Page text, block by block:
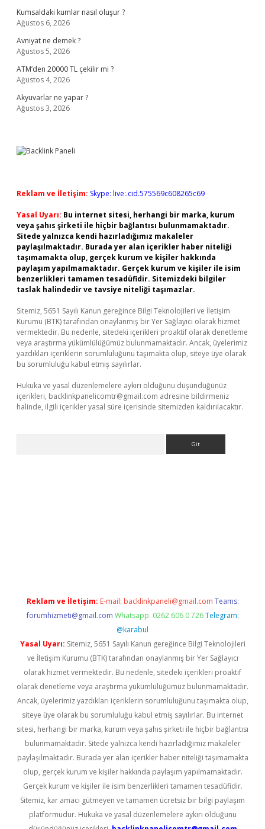
Kumsaldaki kumlar nasıl oluşur ?
Ağustos 6, 2026
Avniyat ne demek ?
Ağustos 5, 2026
ATM’den 20000 TL çekilir mi ?
Ağustos 4, 2026
Akyuvarlar ne yapar ?
Ağustos 3, 2026
Reklam ve İletişim: Skype: live:.cid.575569c608265c69
Yasal Uyarı: Bu internet sitesi, herhangi bir marka, kurum
veya şahıs şirketi ile hiçbir bağlantısı bulunmamaktadır.
Sitede yalnızca kendi hazırladığımız makaleler
paylaşılmaktadır. Burada yer alan içerikler haber niteliği
taşımamakta olup, gerçek kurum ve kişiler hakkında
paylaşım yapılmamaktadır. Gerçek kurum ve kişiler ile isim
benzerlikleri tamamen tesadüfidir. Sitemizdeki bilgiler
taslak halindedir ve tavsiye niteliği taşımazlar.
Sitemiz, 5651 Sayılı Kanun gereğince Bilgi Teknolojileri ve İletişim
Kurumu (BTK) tarafından onaylanmış bir Yer Sağlayıcı olarak hizmet
vermektedir. Bu nedenle, sitedeki içerikleri proaktif olarak denetleme
veya araştırma yükümlülüğümüz bulunmamaktadır. Ancak, üyelerimiz
yazdıkları içeriklerin sorumluluğunu taşımakta olup, siteye üye olarak
bu sorumluluğu kabul etmiş sayılırlar.
Hukuka ve yasal düzenlemelere aykırı olduğunu düşündüğünüz
içerikleri, backlinkpanelicomtr@gmail.com adresine bildirmeniz
halinde, ilgili içerikler yasal süre içerisinde sitemizden kaldırılacaktır.
Reklam ve İletişim: E-mail: backlinkpaneli@gmail.com Teams:
forumhizmeti@gmail.com Whatsapp: 0262 606 0 726 Telegram:
@karabul
Yasal Uyarı: Sitemiz, 5651 Sayılı Kanun gereğince Bilgi Teknolojileri
ve İletişim Kurumu (BTK) tarafından onaylanmış bir Yer Sağlayıcı
olarak hizmet vermektedir. Bu nedenle, sitedeki içerikleri proaktif
olarak denetleme veya araştırma yükümlülüğümüz bulunmamaktadır.
Ancak, üyelerimiz yazdıkları içeriklerin sorumluluğunu taşımakta olup,
siteye üye olarak bu sorumluluğu kabul etmiş sayılırlar. Bu internet
sitesi, herhangi bir marka, kurum veya şahıs şirketi ile hiçbir bağlantısı
bulunmamaktadır. Sitede yalnızca kendi hazırladığımız makaleler
paylaşılmaktadır. Burada yer alan içerikler haber niteliği taşımamakta
olup, gerçek kurum ve kişiler hakkında paylaşım yapılmamaktadır.
Gerçek kurum ve kişiler ile isim benzerlikleri tamamen tesadüfidir.
Sitemiz, kar amacı gütmeyen ve tamamen ücretsiz bir bilgi paylaşım
platformudur. Hukuka ve yasal düzenlemelere aykırı olduğunu